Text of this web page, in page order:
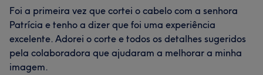
Foi a primeira vez que cortei o cabelo com a senhora
Patrícia e tenho a dizer que foi uma experiência
excelente. Adorei o corte e todos os detalhes sugeridos
pela colaboradora que ajudaram a melhorar a minha
imagem.